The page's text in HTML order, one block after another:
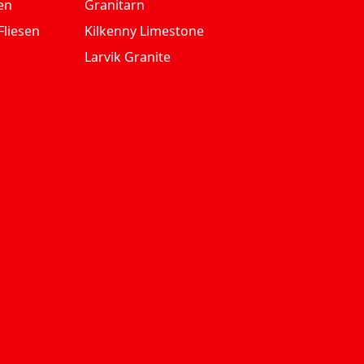
Granitarn
Kilkenny Limestone
Larvik Granite